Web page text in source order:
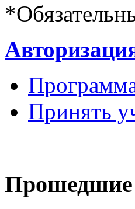
*
Принять
Прошедшие